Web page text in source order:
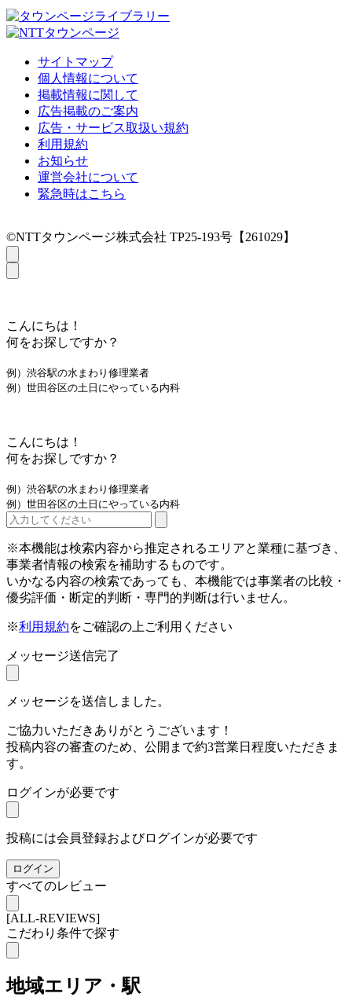
サイトマップ
個人情報について
掲載情報に関して
広告掲載のご案内
広告・サービス取扱い規約
利用規約
お知らせ
運営会社について
緊急時はこちら
©NTTタウンページ株式会社 TP25-193号【261029】
こんにちは！
何をお探しですか？
例）渋谷駅の水まわり修理業者
例）世田谷区の土日にやっている内科
こんにちは！
何をお探しですか？
例）渋谷駅の水まわり修理業者
例）世田谷区の土日にやっている内科
※本機能は検索内容から推定されるエリアと業種に基づき、
事業者情報の検索を補助するものです。
いかなる内容の検索であっても、本機能では事業者の比較・
優劣評価・断定的判断・専門的判断は行いません。
※利用規約をご確認の上ご利用ください
メッセージ送信完了
メッセージを送信しました。
ご協力いただきありがとうございます！
投稿内容の審査のため、公開まで約3営業日程度いただきま
す。
ログインが必要です
投稿には会員登録およびログインが必要です
ログイン
すべてのレビュー
[ALL-REVIEWS]
こだわり条件で探す
地域エリア・駅